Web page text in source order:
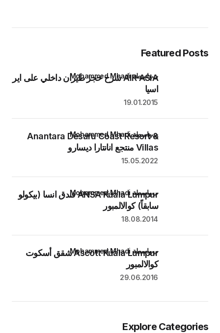
Featured Posts
AIR ASIA شرح حجز طيران داخلي على اير
اسيا
بواسطة Mohammed Mhadi
19.01.2015
Anantara Desaru Coast Resort &
Villas منتجع انانتارا ديسارو
بواسطة Mohammed Mhadi
15.05.2022
ANSA Kuala Lumpur فندق انسا (بيكولو
سابقاً) كوالالمبور
بواسطة Mohammed Mhadi
18.08.2014
Ascott Kuala Lumpur شقق أسكوت
كوالالمبور
بواسطة Mohammed Mhadi
29.06.2016
Explore Categories